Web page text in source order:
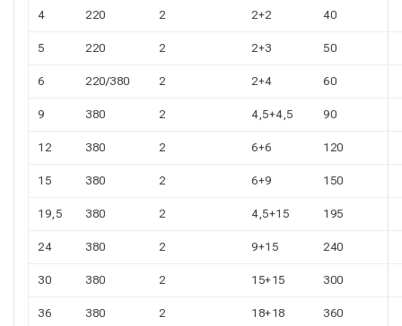
4 220 2 2+2 40
5 220 2 2+3 50
6 220/380 2 2+4 60
9 380 2 4,5+4,5 90
12 380 2 6+6 120
15 380 2 6+9 150
19,5 380 2 4,5+15 195
24 380 2 9+15 240
30 380 2 15+15 300
36 380 2 18+18 360